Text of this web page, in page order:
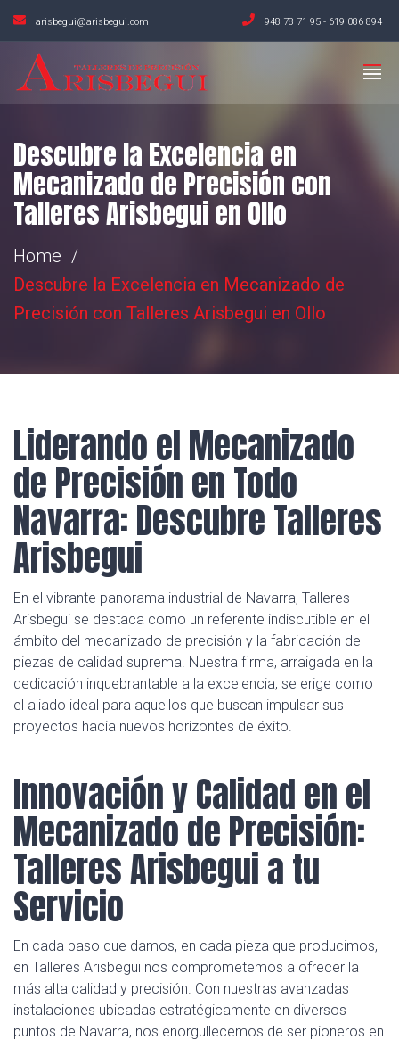
arisbegui@arisbegui.com 948 78 71 95 - 619 086 894
Descubre la Excelencia en
Mecanizado de Precisión con
Talleres Arisbegui en Ollo
Home
Descubre la Excelencia en Mecanizado de
Precisión con Talleres Arisbegui en Ollo
Liderando el Mecanizado
de Precisión en Todo
Navarra: Descubre Talleres
Arisbegui
En el vibrante panorama industrial de Navarra, Talleres
Arisbegui se destaca como un referente indiscutible en el
ámbito del mecanizado de precisión y la fabricación de
piezas de calidad suprema. Nuestra firma, arraigada en la
dedicación inquebrantable a la excelencia, se erige como
el aliado ideal para aquellos que buscan impulsar sus
proyectos hacia nuevos horizontes de éxito.
Innovación y Calidad en el
Mecanizado de Precisión:
Talleres Arisbegui a tu
Servicio
En cada paso que damos, en cada pieza que producimos,
en Talleres Arisbegui nos comprometemos a ofrecer la
más alta calidad y precisión. Con nuestras avanzadas
instalaciones ubicadas estratégicamente en diversos
puntos de Navarra, nos enorgullecemos de ser pioneros en